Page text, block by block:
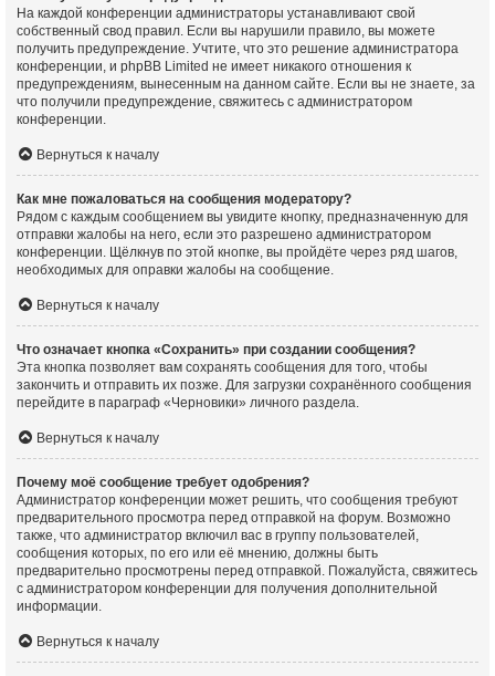
На каждой конференции администраторы устанавливают свой
собственный свод правил. Если вы нарушили правило, вы можете
получить предупреждение. Учтите, что это решение администратора
конференции, и phpBB Limited не имеет никакого отношения к
предупреждениям, вынесенным на данном сайте. Если вы не знаете, за
что получили предупреждение, свяжитесь с администратором
конференции.
Вернуться к началу
Как мне пожаловаться на сообщения модератору?
Рядом с каждым сообщением вы увидите кнопку, предназначенную для
отправки жалобы на него, если это разрешено администратором
конференции. Щёлкнув по этой кнопке, вы пройдёте через ряд шагов,
необходимых для оправки жалобы на сообщение.
Вернуться к началу
Что означает кнопка «Сохранить» при создании сообщения?
Эта кнопка позволяет вам сохранять сообщения для того, чтобы
закончить и отправить их позже. Для загрузки сохранённого сообщения
перейдите в параграф «Черновики» личного раздела.
Вернуться к началу
Почему моё сообщение требует одобрения?
Администратор конференции может решить, что сообщения требуют
предварительного просмотра перед отправкой на форум. Возможно
также, что администратор включил вас в группу пользователей,
сообщения которых, по его или её мнению, должны быть
предварительно просмотрены перед отправкой. Пожалуйста, свяжитесь
с администратором конференции для получения дополнительной
информации.
Вернуться к началу